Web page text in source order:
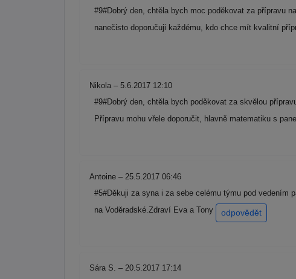
#9#Dobrý den, chtěla bych moc poděkovat za přípravu
nanečisto doporučuji každému, kdo chce mít kvalitní
Nikola – 5.6.2017 12:10
#9#Dobrý den, chtěla bych poděkovat za skvělou
Přípravu mohu vřele doporučit, hlavně matematiku s
Antoine – 25.5.2017 06:46
#5#Děkuji za syna i za sebe celému týmu pod vedením
na Voděradské.Zdraví Eva a Tony
odpovědět
Sára S. – 20.5.2017 17:14